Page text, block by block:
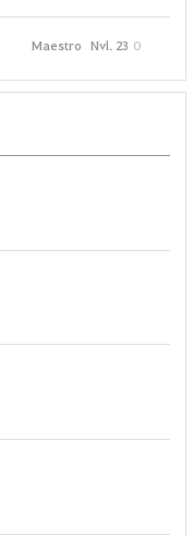
Maestro Nvl. 23 0